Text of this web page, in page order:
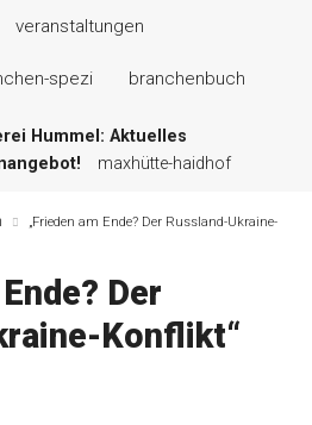
veranstaltungen
spezi branchenbuch
Hummel: Aktuelles
maxhütte-haidhof
u.v.m.!
kallmünz
Michel“ muss nun
kommentare & serien &
„Frieden am Ende? Der Russland-Ukraine-
Der
Konflikt“